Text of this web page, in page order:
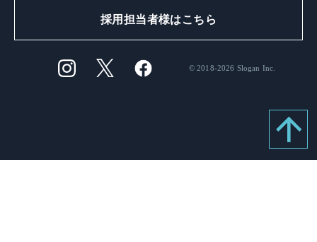
採用担当者様はこちら
© 2018-2026 Slogan Inc.